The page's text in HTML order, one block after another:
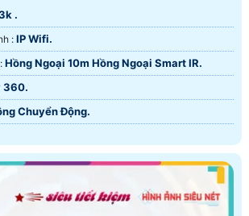
.
⚙ Công Nghệ Hình Ảnh : IP Wifi.
💡 Giám sát Ban Đêm : Hồng Ngoại 10m Hồng Ngoại Smart IR.
360.
Chuyển Động.